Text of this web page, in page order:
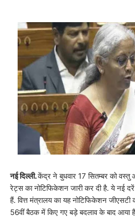
नई दिल्ली.केंद्र ने बुधवार 17 सितम्बर को
रेट्स का नोटिफिकेशन जारी कर दी है. ये नई दरें
हैं. वित्त मंत्रालय का यह नोटिफिकेशन
56वीं बैठक में किए गए बड़े बदलाव के बाद